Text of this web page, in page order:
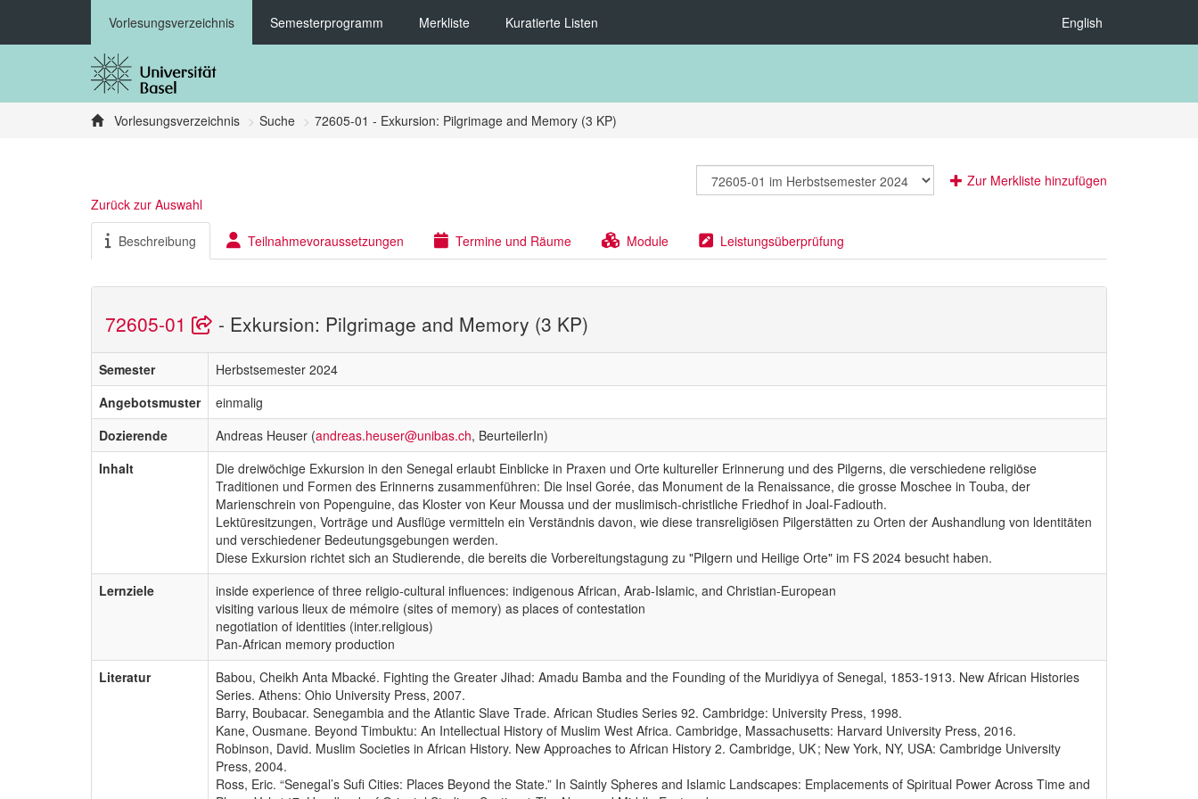
Vorlesungsverzeichnis Semesterprogramm Merkliste Kuratierte Listen English
Vorlesungsverzeichnis Suche 72605-01 - Exkursion: Pilgrimage and Memory (3 KP)
Zur Merkliste hinzufügen
Zurück zur Auswahl
Beschreibung Teilnahmevoraussetzungen Termine und Räume Module Leistungsüberprüfung
72605-01 - Exkursion: Pilgrimage and Memory (3 KP)
Semester
Herbstsemester 2024
Angebotsmuster
einmalig
Dozierende
Andreas Heuser (andreas.heuser@unibas.ch, BeurteilerIn)
Inhalt
Die dreiwöchige Exkursion in den Senegal erlaubt Einblicke in Praxen und Orte kultureller Erinnerung und des Pilgerns, die verschiedene religiöse
Traditionen und Formen des Erinnerns zusammenführen: Die lnsel Gorée, das Monument de la Renaissance, die grosse Moschee in Touba, der
Marienschrein von Popenguine, das Kloster von Keur Moussa und der muslimisch-christliche Friedhof in Joal-Fadiouth.
Lektüresitzungen, Vorträge und Ausflüge vermitteln ein Verständnis davon, wie diese transreligiösen Pilgerstätten zu Orten der Aushandlung von ldentitäten
und verschiedener Bedeutungsgebungen werden.
Diese Exkursion richtet sich an Studierende, die bereits die Vorbereitungstagung zu "Pilgern und Heilige Orte" im FS 2024 besucht haben.
Lernziele
inside experience of three religio-cultural influences: indigenous African, Arab-Islamic, and Christian-European
visiting various lieux de mémoire (sites of memory) as places of contestation
negotiation of identities (inter.religious)
Pan-African memory production
Literatur
Babou, Cheikh Anta Mbacké. Fighting the Greater Jihad: Amadu Bamba and the Founding of the Muridiyya of Senegal, 1853-1913. New African Histories
Series. Athens: Ohio University Press, 2007.
Barry, Boubacar. Senegambia and the Atlantic Slave Trade. African Studies Series 92. Cambridge: University Press, 1998.
Kane, Ousmane. Beyond Timbuktu: An Intellectual History of Muslim West Africa. Cambridge, Massachusetts: Harvard University Press, 2016.
Robinson, David. Muslim Societies in African History. New Approaches to African History 2. Cambridge, UK ; New York, NY, USA: Cambridge University
Press, 2004.
Ross, Eric. “Senegal’s Sufi Cities: Places Beyond the State.” In Saintly Spheres and Islamic Landscapes: Emplacements of Spiritual Power Across Time and